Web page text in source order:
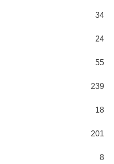
34
24
55
239
18
201
8